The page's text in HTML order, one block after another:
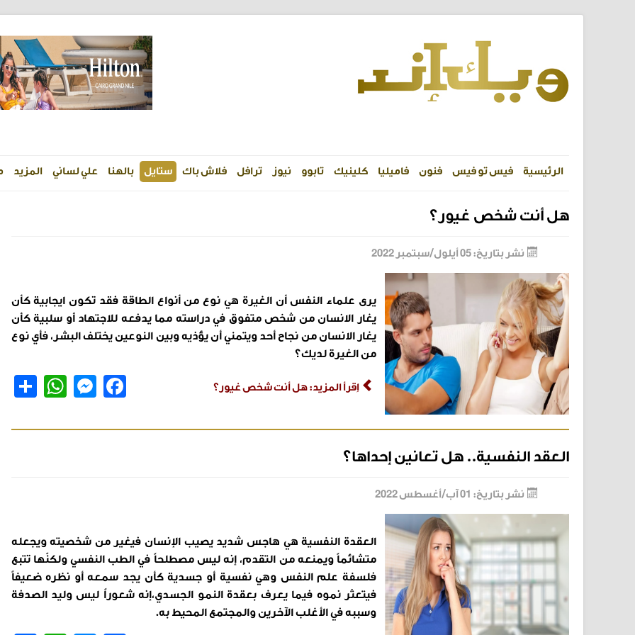
الرئيسية فيس تو فيس فنون فاميليا كلينيك تابوو نيوز ترافل فلاش باك ستايل بالهنا علي لساني المزيد
هل أنت شخص غيور؟
نشر بتاريخ: 05 أيلول/سبتمبر 2022
يرى علماء النفس أن الغيرة هي نوع من أنواع الطاقة فقد تكون ايجابية كأن
يغار الانسان من شخص متفوق في دراسته مما يدفعه للاجتهاد أو سلبية كأن
يغار الانسان من نجاح أحد ويتمني أن يؤذيه وبين النوعين يختلف البشر، فأي نوع
من الغيرة لديك؟
Facebook
Messenger اِقرأ المزيد: هل أنت شخص غيور؟
العقد النفسية.. هل تعانين إحداها؟
نشر بتاريخ: 01 آب/أغسطس 2022
العقدة النفسية هي هاجس شديد يصيب الإنسان فيغير من شخصيته ويجعله
متشائماً ويمنعه من التقدم، إنه ليس مصطلحاً في الطب النفسي ولكنّها تتبع
فلسفة علم النفس وهي نفسية أو جسدية كأن يجد سمعه أو نظره ضعيفاً
فيتعثر نموه فيما يعرف بعقدة النمو الجسدي،إنه شعوراً ليس وليد الصدفة
وسببه في الأغلب الآخرين والمجتمع المحيط به.